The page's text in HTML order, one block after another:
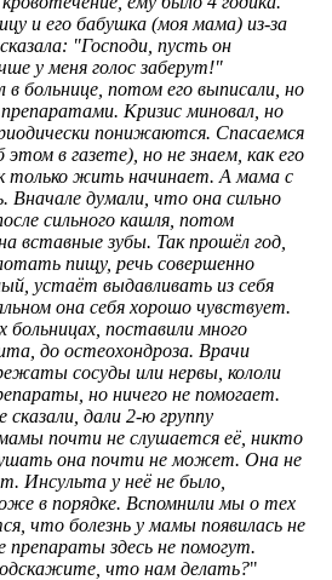
и его бабушка (моя мама) из-за
"Господи, пусть он
у меня голос заберут!"
в больнице, потом его выписали, но
Кризис миновал, но
понижаются. Спасаемся
в газете), но не знаем, как его
только жить начинает. А мама с
Вначале думали, что она сильно
сильного кашля, потом
вставные зубы. Так прошёл год,
пищу, речь совершенно
устаёт выдавливать из себя
она себя хорошо чувствует.
больницах, поставили много
до остеохондроза. Врачи
сосуды или нервы, кололи
но ничего не помогает.
сказали, дали 2-ю группу
почти не слушается её, никто
она почти не может. Она не
Инсульта у неё не было,
в порядке. Вспомнили мы о тех
что болезнь у мамы появилась не
препараты здесь не помогут.
что нам делать?"